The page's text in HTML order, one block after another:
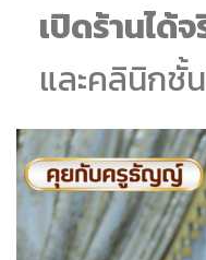
เปิดร้านได้จ
และคลินิกชั้